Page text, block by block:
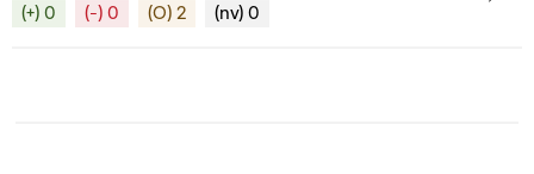
(+) 0 (-) 0 (O) 2 (nv) 0